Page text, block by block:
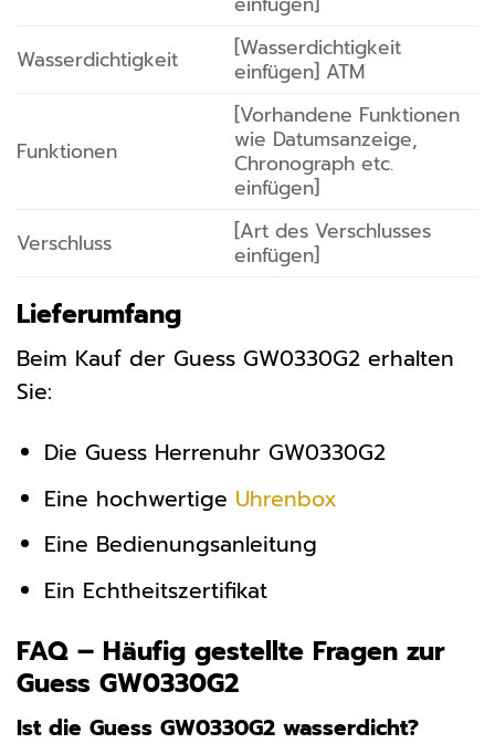
Wasserdichtigkeit
[Wasserdichtigkeit
einfügen] ATM
Funktionen
[Vorhandene Funktionen
wie Datumsanzeige,
Chronograph etc.
einfügen]
Verschluss
[Art des Verschlusses
einfügen]
Lieferumfang
Beim Kauf der Guess GW0330G2 erhalten
Sie:
Die Guess Herrenuhr GW0330G2
Eine hochwertige Uhrenbox
Eine Bedienungsanleitung
Ein Echtheitszertifikat
FAQ – Häufig gestellte Fragen zur
Guess GW0330G2
Ist die Guess GW0330G2 wasserdicht?